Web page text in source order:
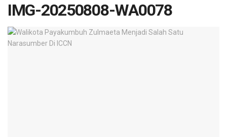
IMG-20250808-WA0078